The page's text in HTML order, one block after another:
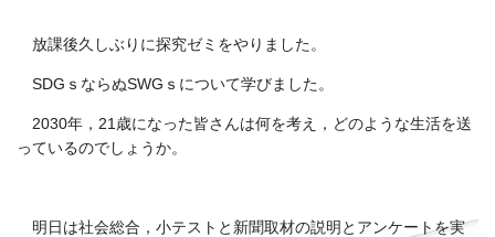
放課後久しぶりに探究ゼミをやりました。
SDGｓならぬSWGｓについて学びました。
2030年，21歳になった皆さんは何を考え，どのような生活を送
っているのでしょうか。
明日は社会総合，小テストと新聞取材の説明とアンケートを実